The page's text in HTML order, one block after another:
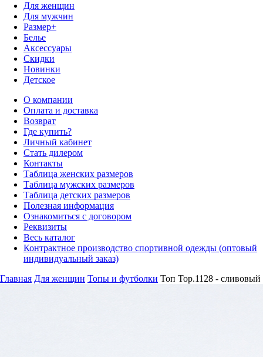
Для женщин
Для мужчин
Размер+
Белье
Аксессуары
Скидки
Новинки
Детское
О компании
Оплата и доставка
Возврат
Где купить?
Личный кабинет
Стать дилером
Контакты
Таблица женских размеров
Таблица мужских размеров
Таблица детских размеров
Полезная информация
Ознакомиться с договором
Реквизиты
Весь каталог
Контрактное производство спортивной одежды (оптовый
индивидуальный заказ)
Главная Для женщин Топы и футболки Топ Top.1128 - сливовый